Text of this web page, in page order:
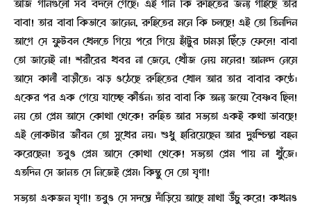
আজ গানগুলো সব বদলে গেছে। এই গান কি রুহিতের জন্য গাইছে তার
বাবা! তার বাবা কিভাবে জানেন, রুহিতের মনে কি চলছে! এই তো তিনদিন
আগে সে ফুটবল খেলতে গিয়ে পরে গিয়ে হাঁটুর চামড়া ছিঁড়ে ফেলে! বাবা
তো জানেই না! শরীরের খবর না জেনে, খোঁজ নেয় মনের! আনন্দ নেমে
আসে কালী বাড়ীতে। ঝড় ওঠেছে রুহিতের খোল আর তার বাবার কণ্ঠে।
একের পর এক গেয়ে যাচ্ছে কীর্ত্তন। তার বাবা কি অন্য জন্মে বৈষ্ণব ছিল!
নয় তো প্রেম আসে কোথা থেকে! রুহিত আর সভ্যতা একই কথা ভাবছে!
এই লোকটার জীবন তো সুখের নয়। শুধু হারিয়েছেন আর দুঃশ্চিন্তা বহন
করেছেন! তবুও প্রেম আসে কোথা থেকে! সভ্যতা প্রেম পায় না খুঁজে।
এতদিন সে জানত সে নিজেই প্রেম। কিন্তু সে তো ঘৃণা!
সভ্যতা একজন ঘৃণা! তবুও সে সদম্ভে দাঁড়িয়ে আছে মাথা উঁচু করে! কখনও